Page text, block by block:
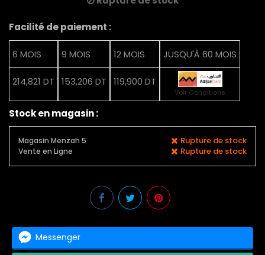
Facilité de paiement :
6 MOIS
214,821 DT
9 MOIS
153,206 DT
12 MOIS
119,900 DT
JUSQU'À 60 MOIS
Voir Conditions
Stock en magasin :
Magasin Menzah 5 Rupture de stock
Vente en Ligne Rupture de stock
Messenger